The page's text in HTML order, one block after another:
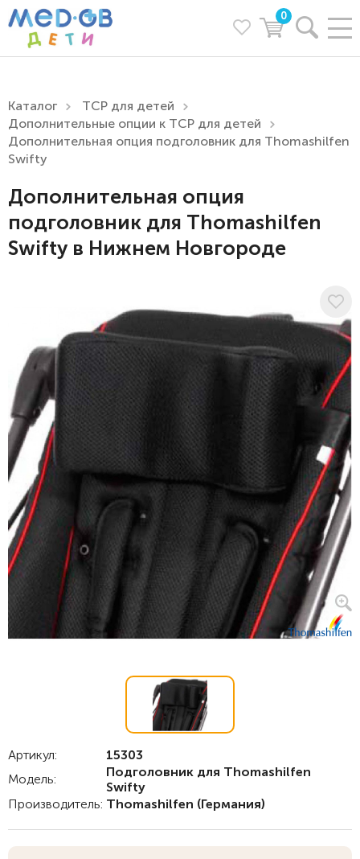
0
Каталог
ТСР для детей
Дополнительные опции к ТСР для детей
Дополнительная опция подголовник для Thomashilfen
Swifty
Дополнительная опция
подголовник для Thomashilfen
Swifty в Нижнем Новгороде
Артикул:
15303
Модель:
Подголовник для Thomashilfen
Swifty
Производитель: Thomashilfen (Германия)